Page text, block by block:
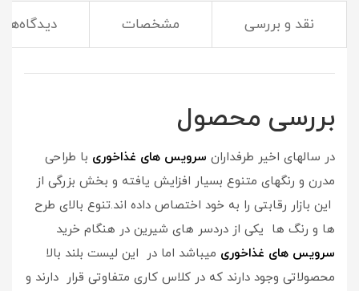
نقد و بررسی مشخصات دیدگاه‌ها
(سرویس غذاخوری همراه شما در آشپزخانه و میهمانی ها)
بررسی محصول
در سالهای اخیر طرفداران سرویس های غذاخوری با طراحی
مدرن و رنگهای متنوع بسیار افزایش یافته و بخش بزرگی از
این بازار رقابتی را به خود اختصاص داده اند.تنوع بالای طرح
ها و رنگ ها یکی از دردسر های شیرین در هنگام خرید
سرویس های غذاخوری میباشد اما در این لیست بلند بالا
محصولاتی وجود دارند که در کلاس کاری متفاوتی قرار دارند و